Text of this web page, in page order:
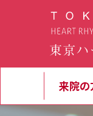
来院の